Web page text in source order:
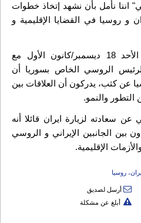
اننا نأمل بأن نشهد إتخاذ خطوات
و روسيا في القضايا الإقليمية و
وأضاف خلال اجتماعه اليوم الأحد 18 ديسمبر/كانون الأول مع
الروسي الخاص بسوريا أن
عن كثب، یدرکون أن العلاقات بين
التطور والنمو.
سعادته لزيارة ايران قائلا أنه
بين الجانبين الإيراني و الروسي
الإقليمية.
روسيا
أرسل لصديق
أبلغ عن مشكلة